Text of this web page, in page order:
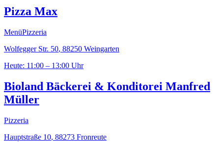
Pizza Max
MenüPizzeria
Wolfegger Str. 50, 88250 Weingarten
Heute: 11:00 – 13:00 Uhr
Bioland Bäckerei & Konditorei Manfred
Müller
Pizzeria
Hauptstraße 10, 88273 Fronreute